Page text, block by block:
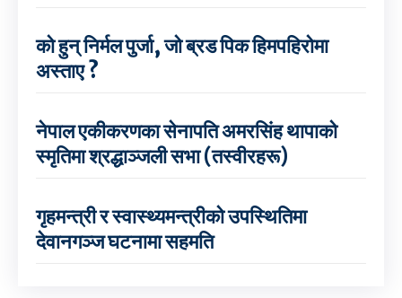
को हुन् निर्मल पुर्जा, जो ब्रड पिक हिमपहिरोमा
अस्ताए ?
नेपाल एकीकरणका सेनापति अमरसिंह थापाको
स्मृतिमा श्रद्धाञ्जली सभा (तस्वीरहरू)
गृहमन्त्री र स्वास्थ्यमन्त्रीको उपस्थितिमा
देवानगञ्ज घटनामा सहमति